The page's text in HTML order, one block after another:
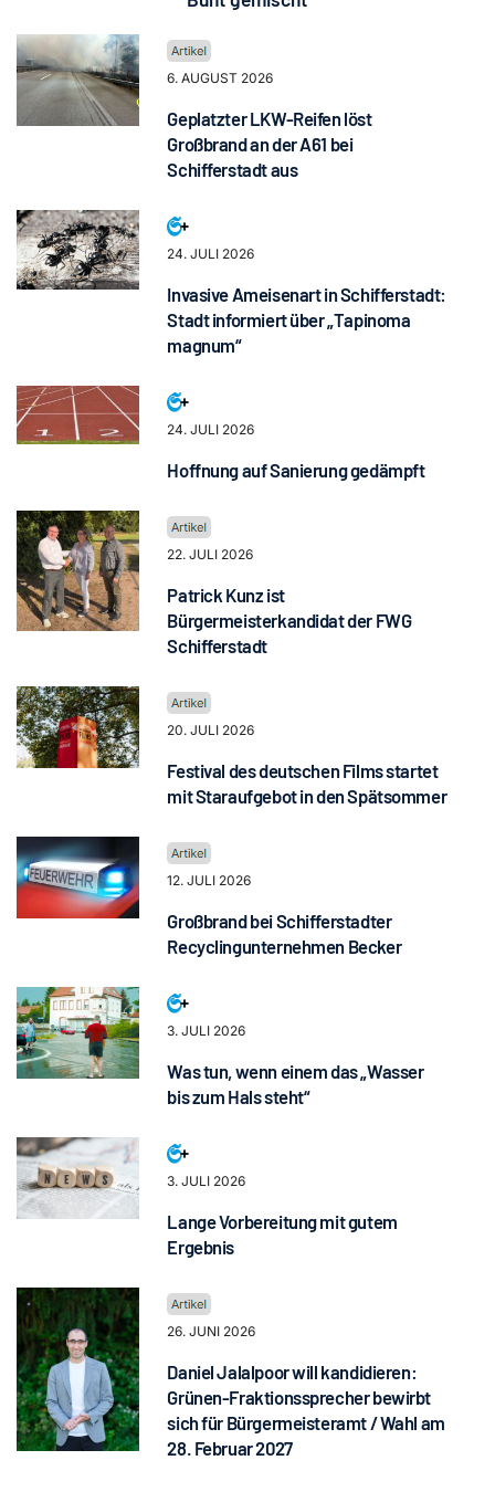
6. AUGUST 2026
Geplatzter LKW-Reifen löst
Großbrand an der A61 bei
Schifferstadt aus
24. JULI 2026
Invasive Ameisenart in Schifferstadt:
Stadt informiert über „Tapinoma
magnum“
24. JULI 2026
Hoffnung auf Sanierung gedämpft
22. JULI 2026
Patrick Kunz ist
Bürgermeisterkandidat der FWG
Schifferstadt
20. JULI 2026
Festival des deutschen Films startet
mit Staraufgebot in den Spätsommer
12. JULI 2026
Großbrand bei Schifferstadter
Recyclingunternehmen Becker
3. JULI 2026
Was tun, wenn einem das „Wasser
bis zum Hals steht“
3. JULI 2026
Lange Vorbereitung mit gutem
Ergebnis
26. JUNI 2026
Daniel Jalalpoor will kandidieren:
Grünen-Fraktionssprecher bewirbt
sich für Bürgermeisteramt / Wahl am
28. Februar 2027